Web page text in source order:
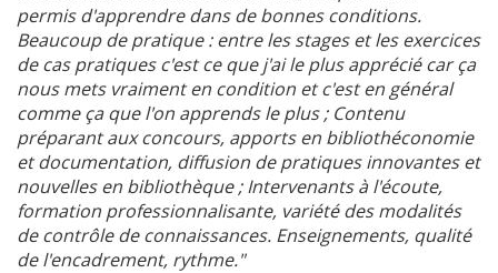
permis d'apprendre dans de bonnes conditions.
Beaucoup de pratique : entre les stages et les exercices
de cas pratiques c'est ce que j'ai le plus apprécié car ça
nous mets vraiment en condition et c'est en général
comme ça que l'on apprends le plus ; Contenu
préparant aux concours, apports en bibliothéconomie
et documentation, diffusion de pratiques innovantes et
nouvelles en bibliothèque ; Intervenants à l'écoute,
formation professionnalisante, variété des modalités
de contrôle de connaissances. Enseignements, qualité
de l'encadrement, rythme."